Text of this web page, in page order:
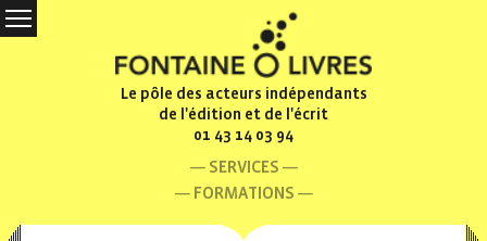
Le pôle des acteurs indépendants
de l'édition et de l'écrit
01 43 14 03 94
SERVICES
FORMATIONS